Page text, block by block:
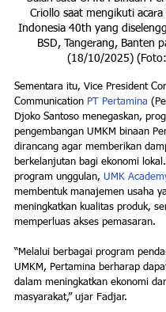
Criollo saat mengikuti acara
Indonesia 40th yang
BSD, Tangerang, Banten
(18/10/2025)
Sementara itu, Vice President
Communication PT Pertamina
Djoko Santoso menegaskan,
pengembangan UMKM binaan
dirancang agar memberikan
berkelanjutan bagi ekonomi
program unggulan, UMK
membentuk manajemen usaha
meningkatkan kualitas produk,
memperluas akses pemasaran.
“Melalui berbagai program
UMKM, Pertamina berharap
dalam meningkatkan ekonomi
masyarakat,” ujar Fadjar.